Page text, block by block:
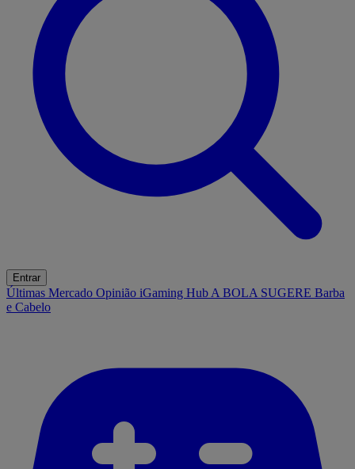
Entrar
Últimas Mercado Opinião iGaming Hub A BOLA SUGERE Barba
e Cabelo